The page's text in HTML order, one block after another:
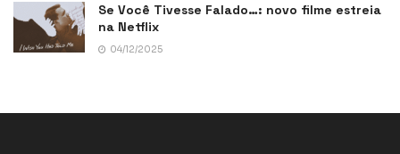
Se Você Tivesse Falado…: novo filme estreia
na Netflix
04/12/2025